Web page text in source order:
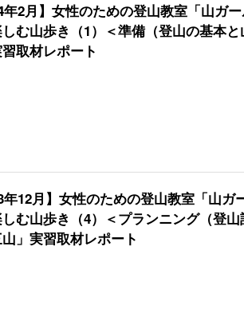
年2月】女性のための登山教室「山ガ
しむ山歩き（1）＜準備（登山の基本
取材レポート
年12月】女性のための登山教室「山ガ
しむ山歩き（4）＜プランニング（登
」実習取材レポート